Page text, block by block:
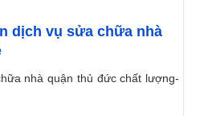
dịch vụ sửa chữa nhà
nhà quận thủ đức chất lượng-